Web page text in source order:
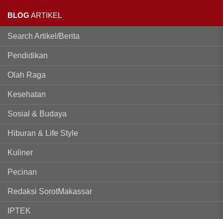
BLOG ARTIKEL
Search Artikel/Berita
Pendidikan
Olah Raga
Kesehatan
Sosial & Budaya
Hiburan & Life Style
Kuliner
Pecinan
Redaksi SorotMakassar
IPTEK